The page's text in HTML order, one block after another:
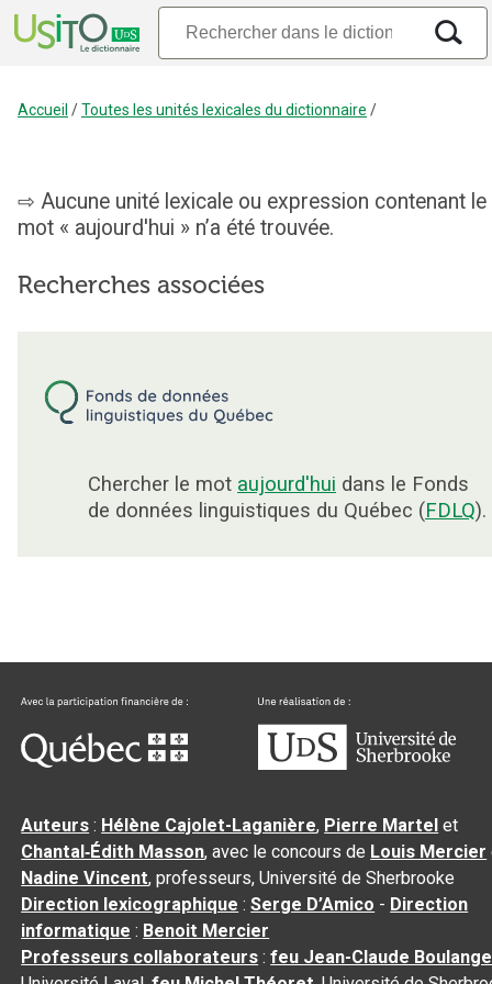
Accueil /Toutes les unités lexicales du dictionnaire /
Aucune unité lexicale ou expression contenant le
mot « aujourd'hui » n’a été trouvée.
Recherches associées
Chercher le mot aujourd'hui dans le Fonds
de données linguistiques du Québec (FDLQ).
Auteurs : Hélène Cajolet-Laganière, Pierre Martel et
Chantal‑Édith Masson, avec le concours de Louis Mercier
Nadine Vincent, professeurs, Université de Sherbrooke
Direction lexicographique :Serge D’Amico - Direction
informatique : Benoit Mercier
Professeurs collaborateurs :feu Jean-Claude